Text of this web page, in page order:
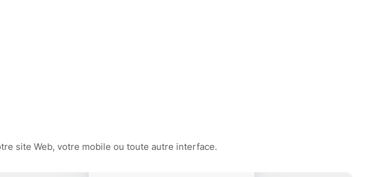
site Web, votre mobile ou toute autre interface.